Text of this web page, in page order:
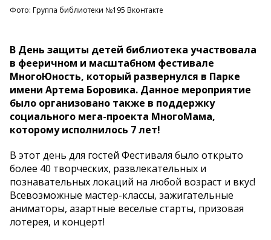
Фото: Группа библиотеки №195 Вконтакте
В День защиты детей библиотека участвовала
в фееричном и масштабном фестивале
МногоЮность, который развернулся в Парке
имени Артема Боровика. Данное мероприятие
было организовано также в поддержку
социального мега-проекта МногоМама,
которому исполнилось 7 лет!
​В этот день для гостей Фестиваля было открыто
более 40 творческих, развлекательных и
познавательных локаций на любой возраст и вкус!
Всевозможные мастер-классы, зажигательные
аниматоры, азартные веселые старты, призовая
лотерея, и концерт!